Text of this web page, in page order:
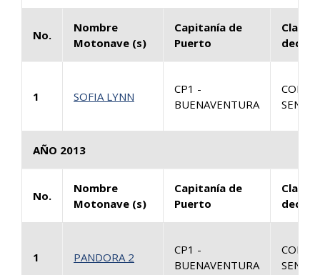
No.
Nombre
Motonave (s)
Capitanía de
Puerto
Clase
1 SOFIA LYNN
CP1 -
BUENAVENTURA
AÑO 2013
No.
Nombre
Motonave (s)
Capitanía de
Puerto
Clase
1 PANDORA 2
CP1 -
BUENAVENTURA